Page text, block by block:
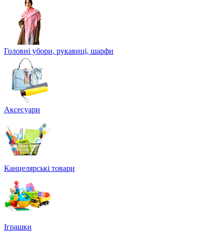
Головні убори, рукавиці, шарфи
Аксесуари
Канцелярські товари
Іграшки